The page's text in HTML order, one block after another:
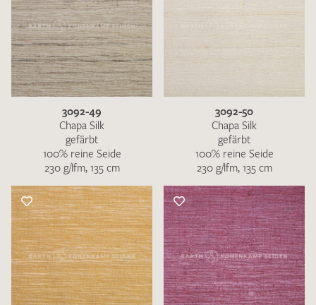
MUSTERANFRAGE SENDEN
3092-49
Chapa Silk
gefärbt
100% reine Seide
230 g/lfm, 135 cm
3092-50
Chapa Silk
gefärbt
100% reine Seide
230 g/lfm, 135 cm